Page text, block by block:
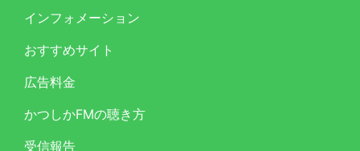
インフォメーション
おすすめサイト
広告料金
かつしかFMの聴き方
受信報告